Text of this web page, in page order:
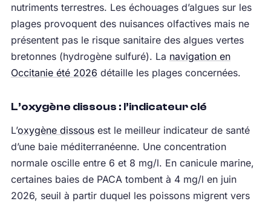
nutriments terrestres. Les échouages d’algues sur les
plages provoquent des nuisances olfactives mais ne
présentent pas le risque sanitaire des algues vertes
bretonnes (hydrogène sulfuré). La navigation en
Occitanie été 2026 détaille les plages concernées.
L’oxygène dissous : l’indicateur clé
L’oxygène dissousest le meilleur indicateur de santé
d’une baie méditerranéenne. Une concentration
normale oscille entre 6 et 8 mg/l. En canicule marine,
certaines baies de PACA tombent à 4 mg/l en juin
2026, seuil à partir duquel les poissons migrent vers